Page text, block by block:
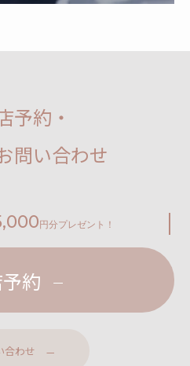
予約・
問い合わせ
円分プレゼント！
約
合わせ